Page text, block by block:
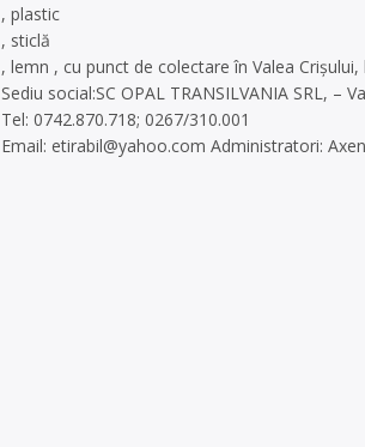
, plastic
, sticlă
, lemn , cu punct de colectare în Valea Crișului,
Sediu social:SC OPAL TRANSILVANIA SRL, –
Tel: 0742.870.718; 0267/310.001
Email: etirabil@yahoo.com Administratori: